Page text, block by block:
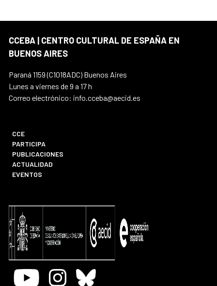
CCEBA | CENTRO CULTURAL DE ESPAÑA EN
BUENOS AIRES
Paraná 1159 (C1018ADC) Buenos Aires
Lunes a viernes de 9 a 17 h
Correo electrónico: info.cceba@aecid.es
CCE
PARTICIPA
PUBLICACIONES
ACTUALIDAD
EVENTOS
Youtube InstagramBluesky